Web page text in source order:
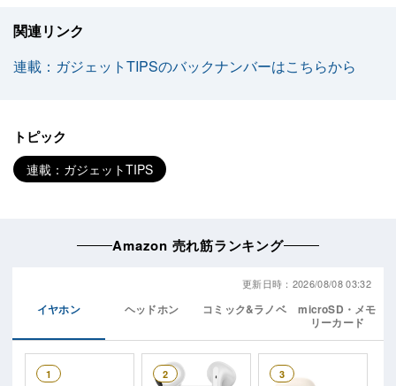
関連リンク
連載：ガジェットTIPSのバックナンバーはこちらから
トピック
連載：ガジェットTIPS